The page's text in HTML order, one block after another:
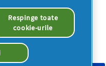
drepturile rezervate
Respinge toate
cookie-urile